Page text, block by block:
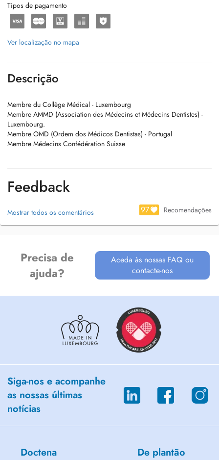
Tipos de pagamento
Ver localização no mapa
Descrição
Membre du Collège Médical - Luxembourg
Membre AMMD (Association des Médecins et Médecins Dentistes) -
Luxembourg.
Membre OMD (Ordem dos Médicos Dentistas) - Portugal
Membre Médecins Confédération Suisse
Feedback
Mostrar todos os comentários 97 Recomendações
Precisa de
ajuda?
Aceda às nossas FAQ ou
contacte-nos
Siga-nos e acompanhe
as nossas últimas
notícias
Doctena De plantão